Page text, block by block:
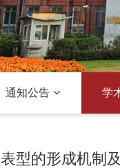
通知公告 学
的形成机制